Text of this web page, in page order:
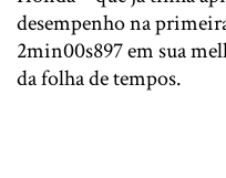
desempenho na
2min00s897 em sua
da folha de tempos.